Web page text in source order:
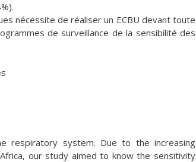
nécessite de réaliser un ECBU devant toute
de surveillance de la sensibilité des
system. Due to the increasing
our study aimed to know the sensitivity